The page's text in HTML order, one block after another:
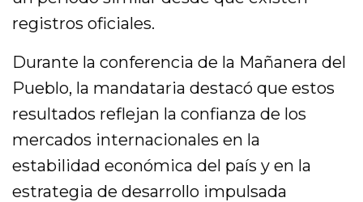
registros oficiales.
Durante la conferencia de la Mañanera del
Pueblo, la mandataria destacó que estos
resultados reflejan la confianza de los
mercados internacionales en la
estabilidad económica del país y en la
estrategia de desarrollo impulsada